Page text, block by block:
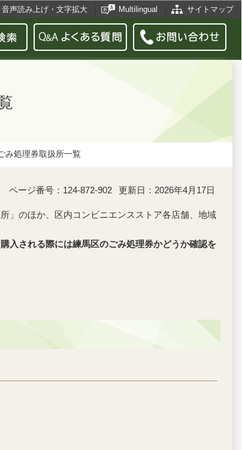
音声読み上げ・文字拡大 Multilingual サイトマップ
み処理券取扱所一覧
ページ番号：124-872-902 更新日：2026年4月17日
」のほか、区内コンビニエンスストア各店舗、地域
入される際には練馬区のごみ処理券かどうか確認を